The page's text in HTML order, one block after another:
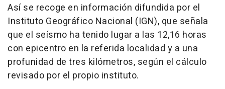
Así se recoge en información difundida por el
Instituto Geográfico Nacional (IGN), que señala
que el seísmo ha tenido lugar a las 12,16 horas
con epicentro en la referida localidad y a una
profunidad de tres kilómetros, según el cálculo
revisado por el propio instituto.